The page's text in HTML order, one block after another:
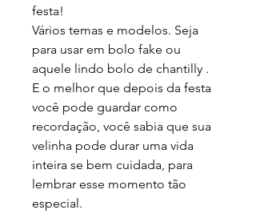
festa!
Vários temas e modelos. Seja
para usar em bolo fake ou
aquele lindo bolo de chantilly .
E o melhor que depois da festa
você pode guardar como
recordação, você sabia que sua
velinha pode durar uma vida
inteira se bem cuidada, para
lembrar esse momento tão
especial.